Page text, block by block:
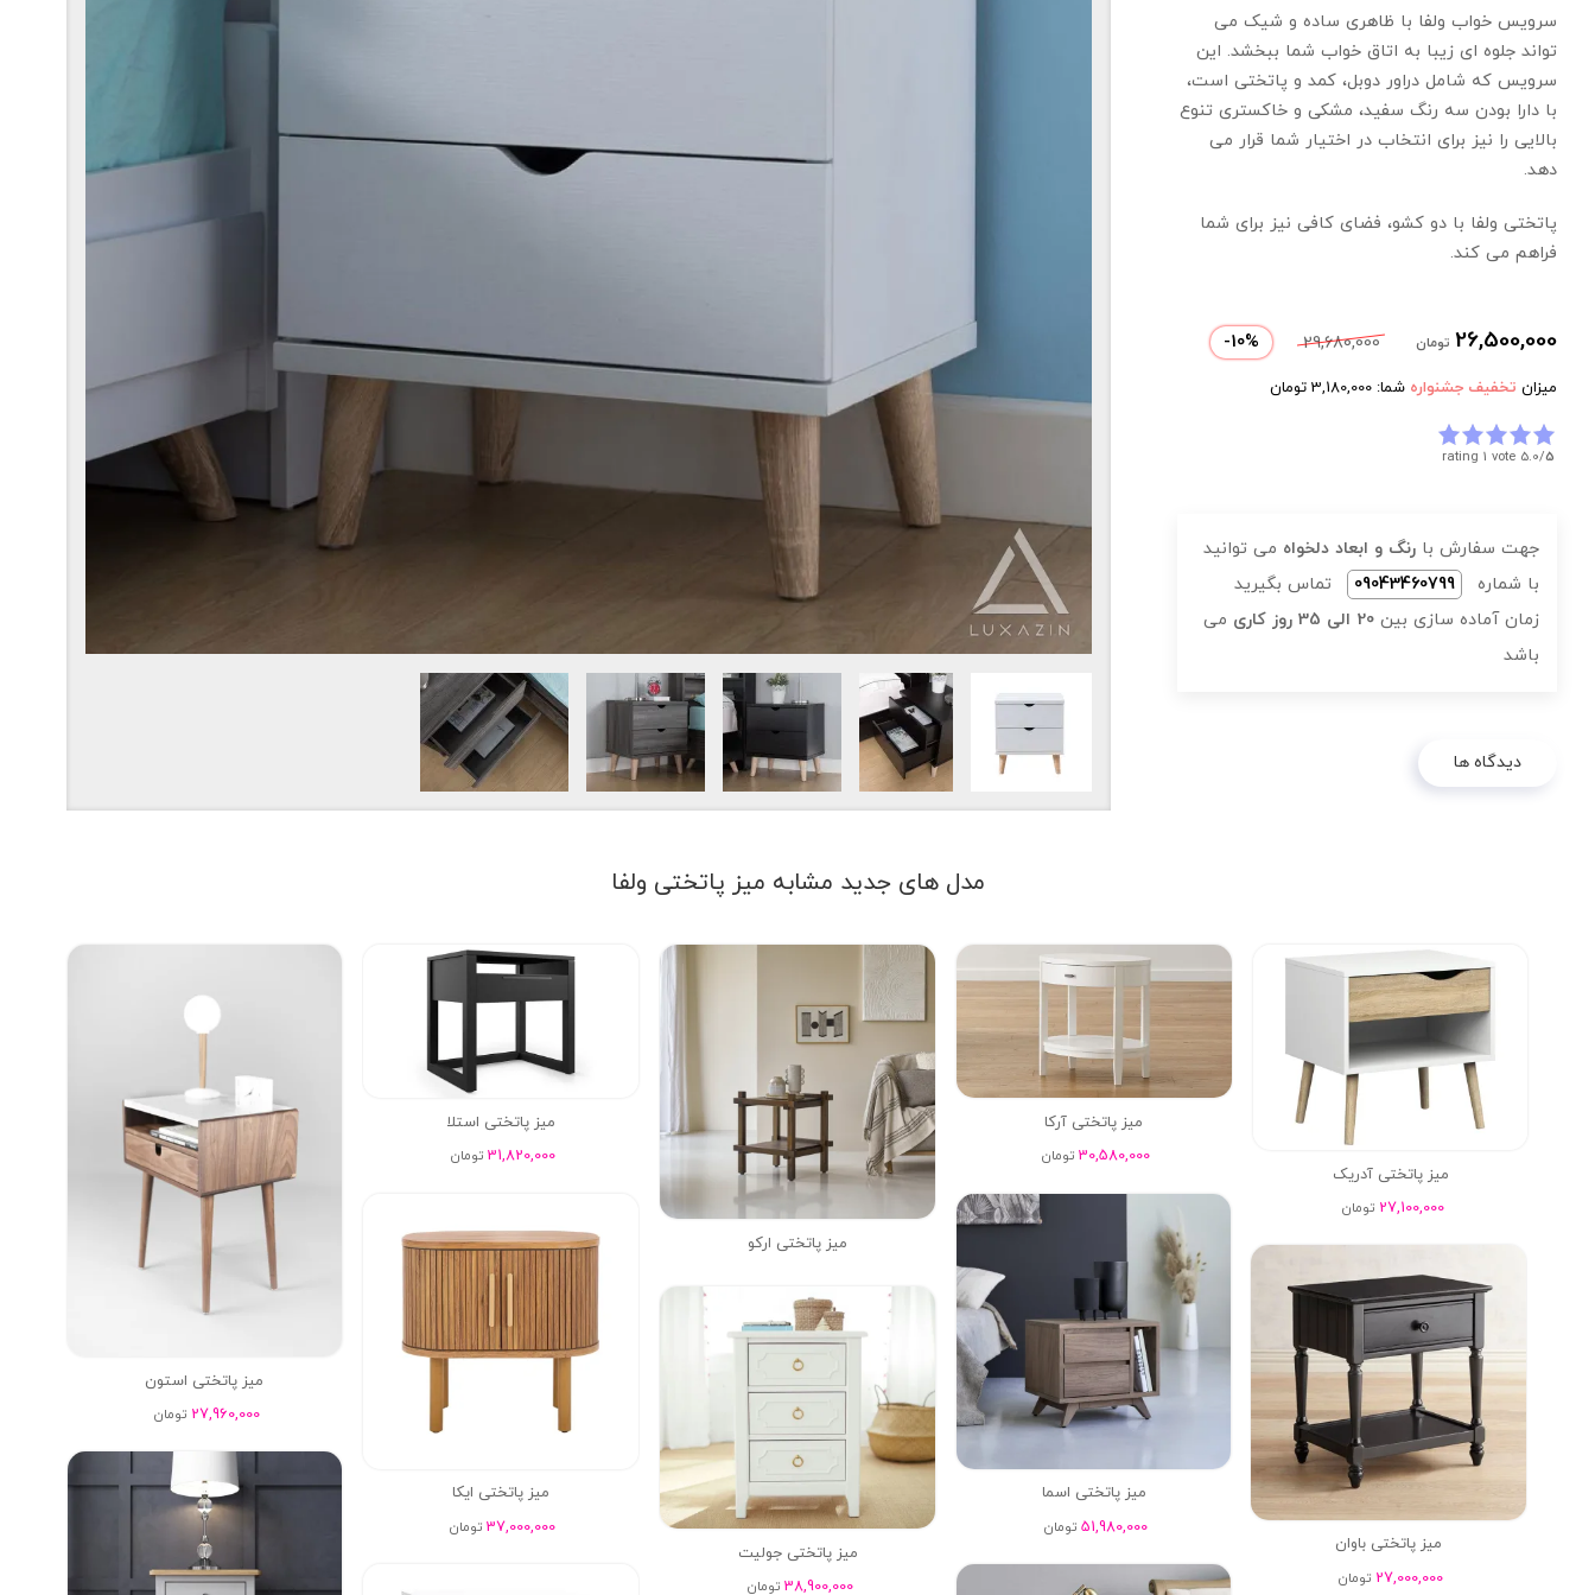
سرویس خواب ولفا با ظاهری ساده و شیک می
تواند جلوه ای زیبا به اتاق خواب شما ببخشد. این
سرویس که شامل دراور دوبل، کمد و پاتختی است،
با دارا بودن سه رنگ سفید، مشکی و خاکستری تنوع
بالایی را نیز برای انتخاب در اختیار شما قرار می
دهد.
پاتختی ولفا با دو کشو، فضای کافی نیز برای شما
فراهم می کند.
26,500,000 تومان 29,680,000
10%
-
میزان تخفیف جشنواره شما: 3,180,000 تومان
5.0/5
rating 1 vote
جهت سفارش با رنگ و ابعاد دلخواه می توانید
با شماره
09043460799
تماس بگیرید
زمان آماده سازی بین 20 الی 35 روز کاری
می
باشد
دیدگاه ها
مدل های جدید مشابه میز پاتختی ولفا
میز پاتختی آدریک
27,100,000 تومان
میز پاتختی آرکا
30,580,000 تومان
میز پاتختی ارکو
میز پاتختی استلا
31,820,000 تومان
میز پاتختی استون
27,960,000 تومان
میز پاتختی اسما
51,980,000 تومان
میز پاتختی ایکا
37,000,000 تومان
میز پاتختی باوان
27,000,000 تومان
میز پاتختی جولیت
38,900,000 تومان